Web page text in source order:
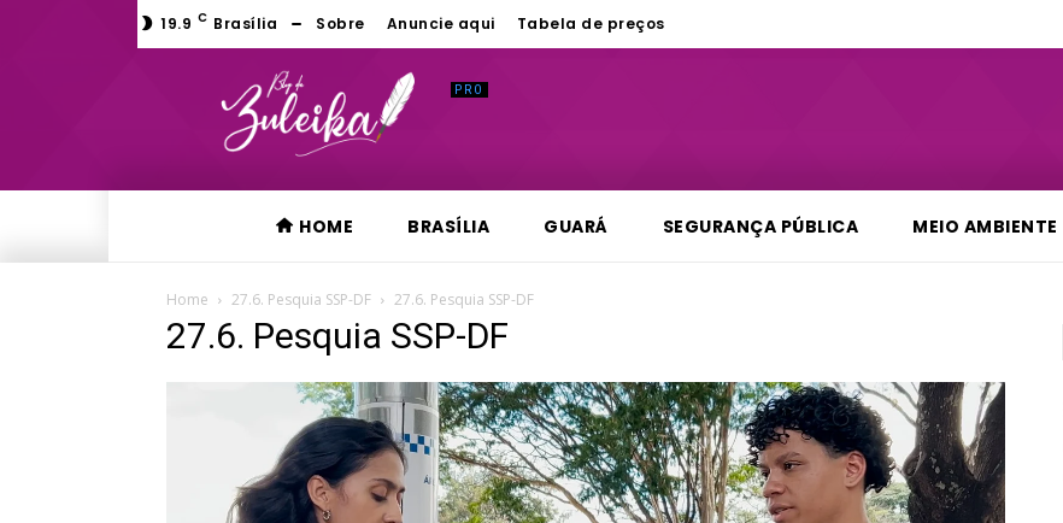
19.9 C Brasília Sobre Anuncie aqui Tabela de preços
HOME BRASÍLIA GUARÁ SEGURANÇA PÚBLICA MEIO AMBIENTE
Home 27.6. Pesquia SSP-DF 27.6. Pesquia SSP-DF
27.6. Pesquia SSP-DF